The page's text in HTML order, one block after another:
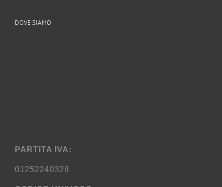
DOVE SIAMO
PARTITA IVA:
01252240328